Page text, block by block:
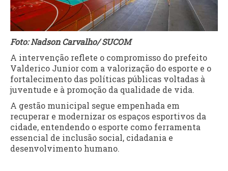
Foto: Nadson Carvalho/ SUCOM
A intervenção reflete o compromisso do prefeito
Valderico Junior com a valorização do esporte e o
fortalecimento das políticas públicas voltadas à
juventude e à promoção da qualidade de vida.
A gestão municipal segue empenhada em
recuperar e modernizar os espaços esportivos da
cidade, entendendo o esporte como ferramenta
essencial de inclusão social, cidadania e
desenvolvimento humano.